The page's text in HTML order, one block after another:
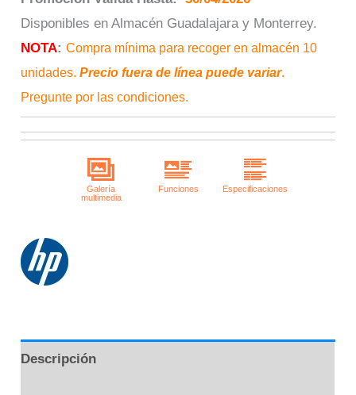
Disponibles en Almacén Guadalajara y Monterrey.
NOTA: Compra mínima para recoger en almacén 10
unidades.Precio fuera de línea puede variar.
Pregunte por las condiciones.
Descripción